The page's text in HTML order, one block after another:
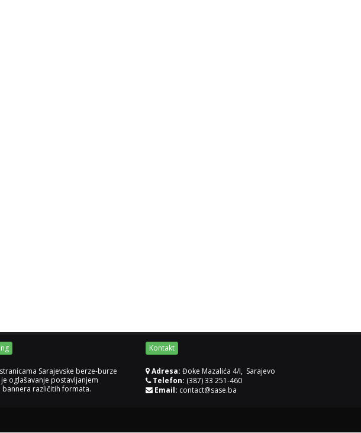
Sarajevske berze-burze
oglašavanje postavljanjem
bannera različitih formata.
Kontakt
Adresa: Đoke Mazalića 4/I, Sarajevo
Telefon: (387) 33 251-460
Email: contact@sase.ba